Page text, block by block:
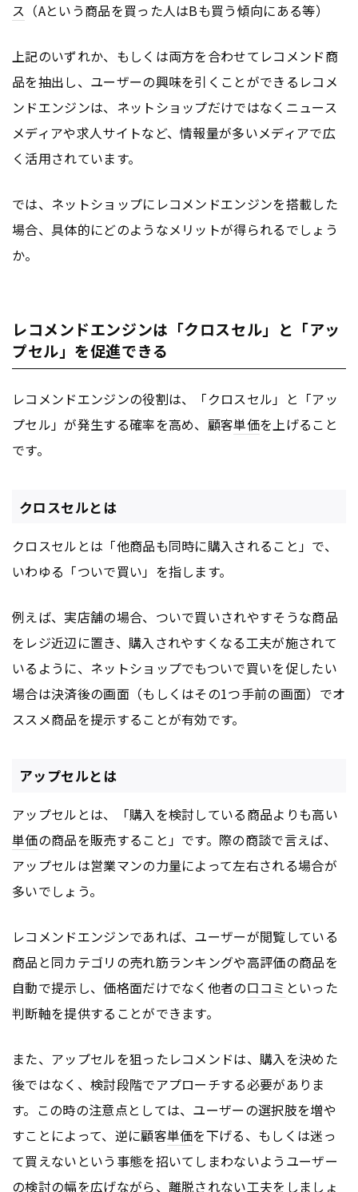
ス （Aという商品を買った人はBも買う傾向にある等）
上記のいずれか、もしくは両方を合わせてレコメンド商
品を抽出し、ユーザーの興味を引くことができるレコメ
ンドエンジンは、ネットショップだけではなくニュース
メディアや求人サイトなど、情報量が多いメディアで広
く活用されています。
では、ネットショップにレコメンドエンジンを搭載した
場合、具体的にどのようなメリットが得られるでしょう
か。
レコメンドエンジンは「クロスセル」と「アッ
プセル」を促進できる
レコメンドエンジンの役割は、「クロスセル」と「アッ
プセル」が発生する確率を高め、顧客単価を上げること
です。
クロスセルとは
クロスセルとは「他商品も同時に購入されること」で、
いわゆる「ついで買い」を指します。
例えば、実店舗の場合、ついで買いされやすそうな商品
をレジ近辺に置き、購入されやすくなる工夫が施されて
いるように、ネットショップでもついで買いを促したい
場合は決済後の画面（もしくはその1つ手前の画面）でオ
ススメ商品を提示することが有効です。
アップセルとは
アップセルとは、「購入を検討している商品よりも高い
単価の商品を販売すること」です。際の商談で言えば、
アップセルは営業マンの力量によって左右される場合が
多いでしょう。
レコメンドエンジンであれば、ユーザーが閲覧している
商品と同カテゴリの売れ筋ランキングや高評価の商品を
自動で提示し、価格面だけでなく他者の口コミ といった
判断軸を提供することができます。
また、アップセルを狙ったレコメンドは、購入を決めた
後ではなく、検討段階でアプローチする必要がありま
す。この時の注意点としては、ユーザーの選択肢を増や
すことによって、逆に顧客単価を下げる、もしくは迷っ
て買えないという事態を招いてしまわないようユーザー
の検討の幅を広げながら、離脱されない工夫をしましょ